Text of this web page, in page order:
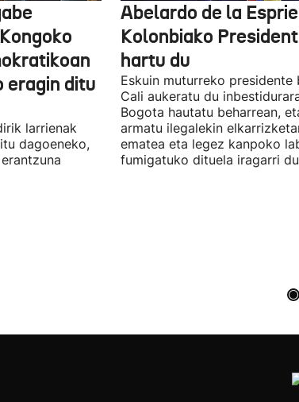
eragin ditu
larrienak
dagoeneko,
Abelardo de la
Kolonbiako
hartu du
Eskuin muturreko presidente
Cali aukeratu du
Bogota hautatu beharrean,
armatu ilegalekin
ematea eta legez kanpoko
fumigatuko dituela iragarri